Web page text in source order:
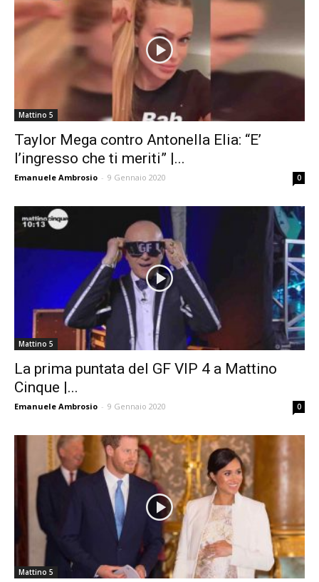
Mattino 5
Taylor Mega contro Antonella Elia: “E’
l’ingresso che ti meriti” |...
Emanuele Ambrosio - 9 Gennaio 2020 0
Mattino 5
La prima puntata del GF VIP 4 a Mattino
Cinque |...
Emanuele Ambrosio - 9 Gennaio 2020 0
Mattino 5